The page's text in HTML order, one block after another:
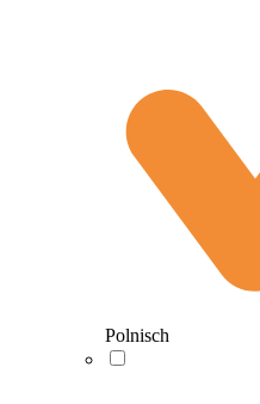
Polnisch